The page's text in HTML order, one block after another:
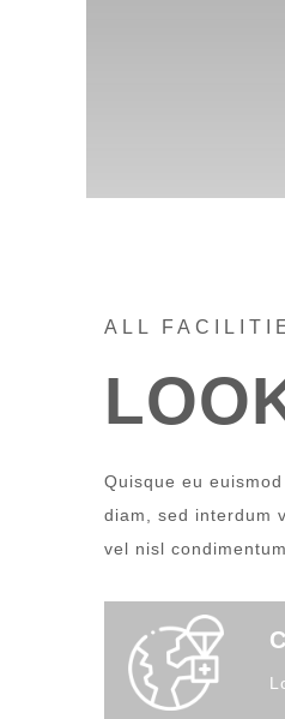
ALL
Quisque eu
diam, sed interdum
vel nisl